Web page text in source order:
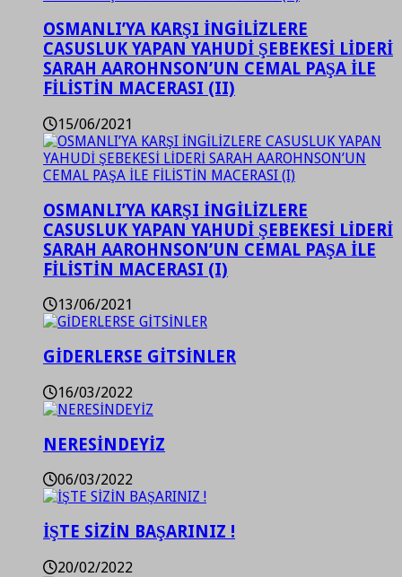
OSMANLI’YA KARŞI İNGİLİZLERE
CASUSLUK YAPAN YAHUDİ ŞEBEKESİ LİDERİ
SARAH AAROHNSON’UN CEMAL PAŞA İLE
FİLİSTİN MACERASI (II)
15/06/2021
OSMANLI’YA KARŞI İNGİLİZLERE
CASUSLUK YAPAN YAHUDİ ŞEBEKESİ LİDERİ
SARAH AAROHNSON’UN CEMAL PAŞA İLE
FİLİSTİN MACERASI (I)
13/06/2021
GİDERLERSE GİTSİNLER
16/03/2022
NERESİNDEYİZ
06/03/2022
İŞTE SİZİN BAŞARINIZ !
20/02/2022